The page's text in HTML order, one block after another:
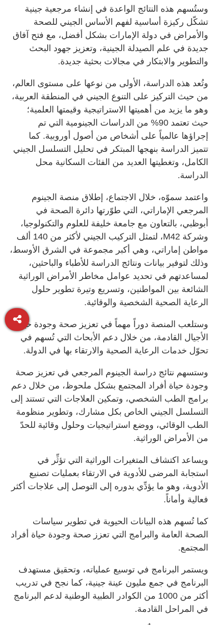
وستُسهم هذه النتائج الواعدة في إنشاء مرجعية جينية
تشكّل ركيزة أساسية لفهم الأساس الجيني للصحة
والأمراض في دولة الإمارات بشكل أفضل، مع فتح آفاق
جديدة في علم الصيدلة الجينية، وتعزيز جهود البحث
والتطوير والابتكار في مجالات بحثية جديدة.
وتُعد هذه الدراسة، الأولى من نوعها على مستوى العالم،
من حيث التركيز على التنوع الجيني في المنطقة العربية،
وهو ما يزيد من أهميتها الاستراتيجية وقيمتها العلمية؛
حيث تعتمد 90% من الدراسات الجينومية التي تم
إجراؤها عالمياً على أشخاص من أصول أوروبية. كما
تتميز الدراسة بنهجها المبتكر في تحليل التسلسل الجيني
الكامل، وتغطيتها العديد من الفئات السكانية محل
الدراسة.
واعتمد سموّه، خلال الاجتماع، إطلاق منصة الجينوم
المرجعي الإماراتي، التي طوّرتها دائرة الصحة في
أبوظبي، بالتعاون مع جامعة خليفة للعلوم والتكنولوجيا،
وشركة M42، لتمثل التركيب الجيني لأكثر من 140 ألف
مواطن إماراتي، وهي أكبر مجموعة في الشرق الأوسط،
وذلك لتوفير بيانات ونتائج الدراسة للأطباء والباحثين،
لمساعدتهم في تحديد عوامل مخاطر الأمراض الوراثية
الشائعة بين المواطنين، وتسريع وتيرة تطوير حلول
الرعاية الصحية الشخصية والوقائية.
وستلعب المنصة دوراً مهماً في تعزيز صحة وجودة حياة
الأجيال القادمة، من خلال دعم الأبحاث التي تُسهم في
تحوّل خدمات الرعاية الصحية والارتقاء بها في الدولة.
وستسهم نتائج دراسة الجينوم المرجعي في تعزيز صحة
وجودة حياة أفراد المجتمع بشكل ملحوظ، من خلال دعم
برامج الطب الشخصي، وتمكين العلاجات التي تستند إلى
التسلسل الجيني الخاص بكل مشارك، وتطوير منظومة
الطب الوقائي، ووضع استراتيجيات وحلول وقائية للحدّ
من الأمراض الوراثية.
ويساعد اكتشاف المتغيرات الوراثية التي تؤثِّر في
استجابة المرضى للأدوية في الارتقاء بعمليات تصنيع
الأدوية، وهو ما يؤدِّي بدوره إلى التوصل إلى علاجات أكثر
فعالية وأماناً.
كما تُسهم هذه البيانات الحيوية في تطوير سياسات
الصحة العامة والبرامج التي تعزز صحة وجودة حياة أفراد
المجتمع.
ويستمر البرنامج في توسيع عملياته، وتحقيق مستهدف
البرنامج في جمع مليون عينة جينية، كما نجح في تدريب
أكثر من 1000 من الكوادر الطبية الوطنية لدعم البرنامج
في المراحل القادمة.